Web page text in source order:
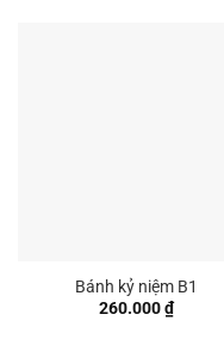
Bánh kỷ niệm B1
260.000₫